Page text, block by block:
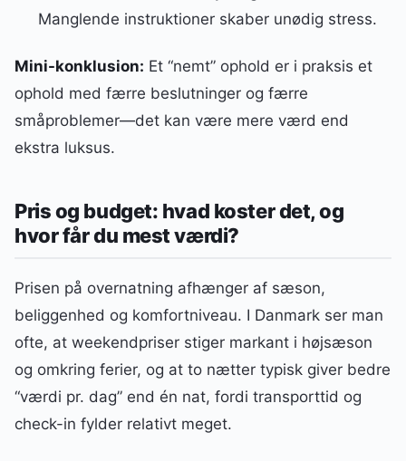
Manglende instruktioner skaber unødig stress.
Mini-konklusion: Et “nemt” ophold er i praksis et
ophold med færre beslutninger og færre
småproblemer—det kan være mere værd end
ekstra luksus.
Pris og budget: hvad koster det, og
hvor får du mest værdi?
Prisen på overnatning afhænger af sæson,
beliggenhed og komfortniveau. I Danmark ser man
ofte, at weekendpriser stiger markant i højsæson
og omkring ferier, og at to nætter typisk giver bedre
“værdi pr. dag” end én nat, fordi transporttid og
check-in fylder relativt meget.